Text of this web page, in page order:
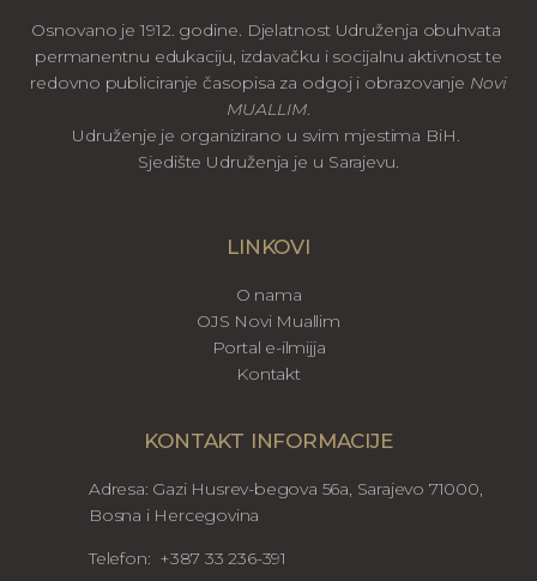
Osnovano je 1912. godine. Djelatnost Udruženja obuhvata
permanentnu edukaciju, izdavačku i socijalnu aktivnost te
redovno publiciranje časopisa za odgoj i obrazovanje Novi
MUALLIM.
Udruženje je organizirano u svim mjestima BiH.
Sjedište Udruženja je u Sarajevu.
LINKOVI
O nama
OJS Novi Muallim
Portal e-ilmijja
Kontakt
KONTAKT INFORMACIJE
Adresa: Gazi Husrev-begova 56a, Sarajevo 71000,
Bosna i Hercegovina
Telefon: +387 33 236-391